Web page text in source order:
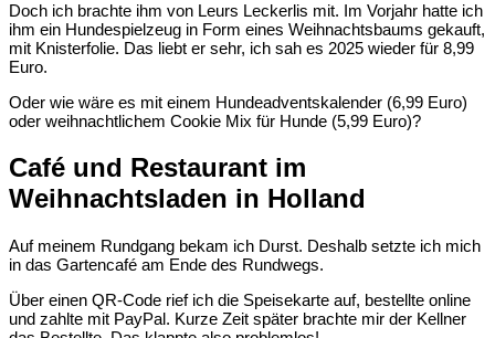
Doch ich brachte ihm von Leurs Leckerlis mit. Im Vorjahr hatte ich
ihm ein Hundespielzeug in Form eines Weihnachtsbaums gekauft,
mit Knisterfolie. Das liebt er sehr, ich sah es 2025 wieder für 8,99
Euro.
Oder wie wäre es mit einem Hundeadventskalender (6,99 Euro)
oder weihnachtlichem Cookie Mix für Hunde (5,99 Euro)?
Café und Restaurant im
Weihnachtsladen in Holland
Auf meinem Rundgang bekam ich Durst. Deshalb setzte ich mich
in das Gartencafé am Ende des Rundwegs.
Über einen QR-Code rief ich die Speisekarte auf, bestellte online
und zahlte mit PayPal. Kurze Zeit später brachte mir der Kellner